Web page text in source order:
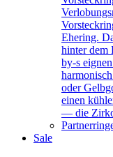
Ehering.
hinter dem
by-s
oder
einen
— die
Sale